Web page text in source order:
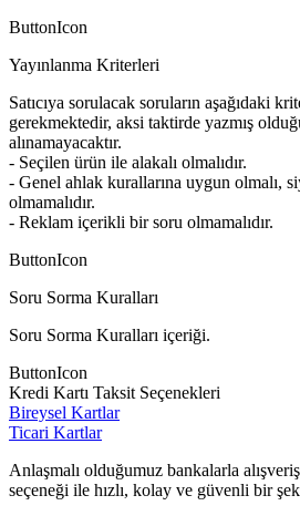
ButtonIcon
Yayınlanma Kriterleri
Satıcıya sorulacak soruların aşağıdaki
gerekmektedir, aksi taktirde yazmış
alınamayacaktır.
- Seçilen ürün ile alakalı olmalıdır.
- Genel ahlak kurallarına uygun olmalı,
olmamalıdır.
- Reklam içerikli bir soru olmamalıdır.
ButtonIcon
Soru Sorma Kuralları
Soru Sorma Kuralları içeriği.
ButtonIcon
Kredi Kartı Taksit Seçenekleri
Bireysel Kartlar
Ticari Kartlar
Anlaşmalı olduğumuz bankalarla
seçeneği ile hızlı, kolay ve güvenli bir